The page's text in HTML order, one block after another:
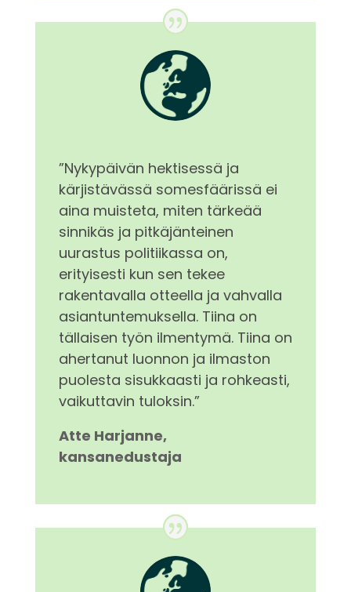
”Nykypäivän hektisessä ja
kärjistävässä somesfäärissä ei
aina muisteta, miten tärkeää
sinnikäs ja pitkäjänteinen
uurastus politiikassa on,
erityisesti kun sen tekee
rakentavalla otteella ja vahvalla
asiantuntemuksella. Tiina on
tällaisen työn ilmentymä. Tiina on
ahertanut luonnon ja ilmaston
puolesta sisukkaasti ja rohkeasti,
vaikuttavin tuloksin.”
Atte Harjanne,
kansanedustaja